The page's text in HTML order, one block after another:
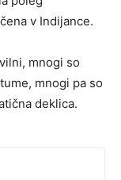
v Indijance.
mnogi so
mnogi pa so
deklica.